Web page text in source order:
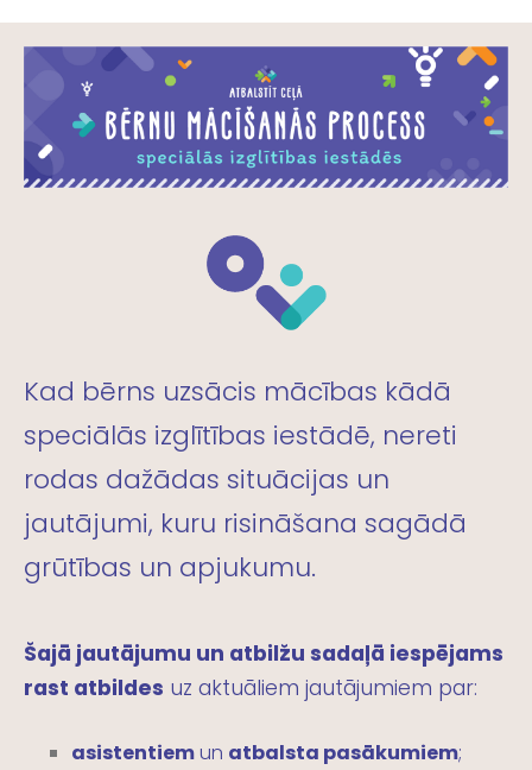
Kad bērns uzsācis mācības kādā
speciālās izglītības iestādē, nereti
rodas dažādas situācijas un
jautājumi, kuru risināšana sagādā
grūtības un apjukumu.
Šajā jautājumu un atbilžu sadaļā iespējams
rast atbildes uz aktuāliem jautājumiem par:
asistentiemun atbalsta pasākumiem;